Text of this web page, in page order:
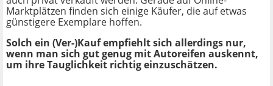
Marktplätzen finden sich einige Käufer, die auf etwas
günstigere Exemplare hoffen.
Solch ein (Ver-)Kauf empfiehlt sich allerdings nur,
wenn man sich gut genug mit Autoreifen auskennt,
um ihre Tauglichkeit richtig einzuschätzen.